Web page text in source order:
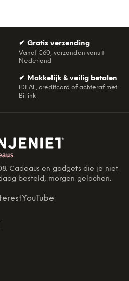
✔ Gratis verzending
Vanaf €60, verzonden vanuit
Nederland
✔ Makkelijk & veilig betalen
iDEAL, creditcard of achteraf met
Billink
Cadeaus en gadgets die je niet
besteld, morgen gelachen.
YouTube